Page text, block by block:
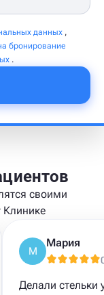
данных ,
бронирование
.
своими
Клинике
М
Мария
Делали стельки